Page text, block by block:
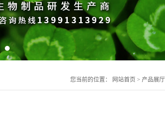
您当前的位置： 网站首页 > 产品展厅